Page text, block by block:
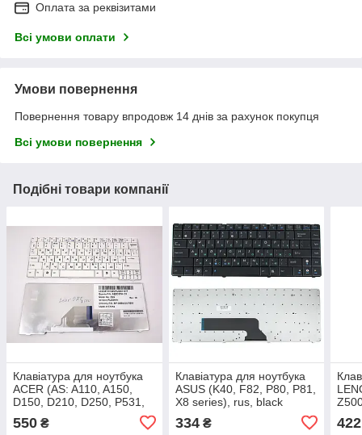
Оплата за реквізитами
Всі умови оплати
Умови повернення
Повернення товару впродовж 14 днів за рахунок покупця
Всі умови повернення
Подібні товари компанії
Клавіатура для ноутбука
ACER (AS: A110, A150,
D150, D210, D250, P531,
white
550 ₴
Клавіатура для ноутбука
ASUS (K40, F82, P80, P81,
X8 series), rus, black
334₴ 422